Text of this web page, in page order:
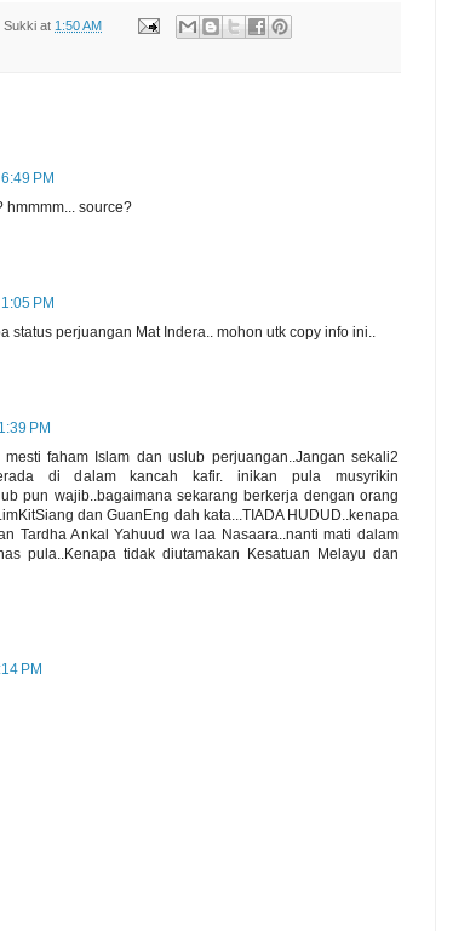
Sukki at 1:50 AM
PM
source?
PM
status perjuangan Mat Indera.. mohon utk copy info ini..
PM
mesti faham Islam dan uslub perjuangan..Jangan sekali2
di dalam kancah kafir. inikan pula musyrikin
pun wajib..bagaimana sekarang berkerja dengan orang
dan GuanEng dah kata...TIADA HUDUD..kenapa
Tardha Ankal Yahuud wa laa Nasaara..nanti mati dalam
pula..Kenapa tidak diutamakan Kesatuan Melayu dan
PM